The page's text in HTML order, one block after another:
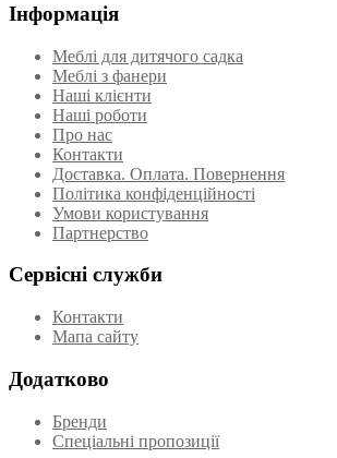
Інформація
Меблі для дитячого садка
Меблі з фанери
Наші клієнти
Наші роботи
Про нас
Контакти
Доставка. Оплата. Повернення
Політика конфіденційності
Умови користування
Партнерство
Сервісні служби
Контакти
Мапа сайту
Додатково
Бренди
Спеціальні пропозиції